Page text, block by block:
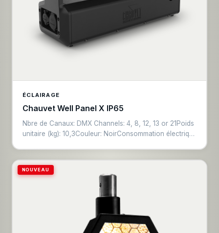
ÉCLAIRAGE
Chauvet Well Panel X IP65
Nbre de Canaux: DMX Channels: 4, 8, 12, 13 or 21Poids
unitaire (kg): 10,3Couleur: NoirConsommation électrique
d'autonomie (h): Autonomie : sélectionnable entre 3, 5,
8 et 12 heures à pleine puissance.​IP: 65Dimensions
NOUVEAU